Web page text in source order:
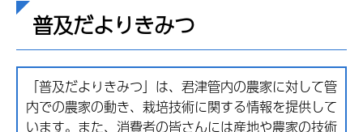
普及だよりきみつ
「普及だよりきみつ」は、君津管内の農家に対して管
内での農家の動き、栽培技術に関する情報を提供して
います。また、消費者の皆さんには産地や農家の技術